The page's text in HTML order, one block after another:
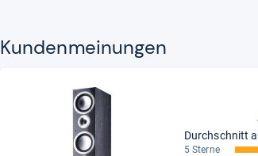
Kun­den­mei­nun­gen
Durchschnitt
5 Sterne